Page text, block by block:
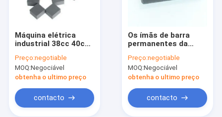
Máquina elétrica
industrial 38cc 40cc
ímãs de barra da
ferrite
Preço:negotiable
MOQ:Negociável
obtenha o ultimo preço
contacto
Os ímãs de barra
permanentes da
personalizaram a
anti corrosão alta
Preço:negotiable
MOQ:Negociável
obtenha o ultimo preço
contacto